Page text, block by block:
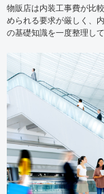
物販店は内装工事費が比
められる要求が厳しく、
の基礎知識を一度整理し